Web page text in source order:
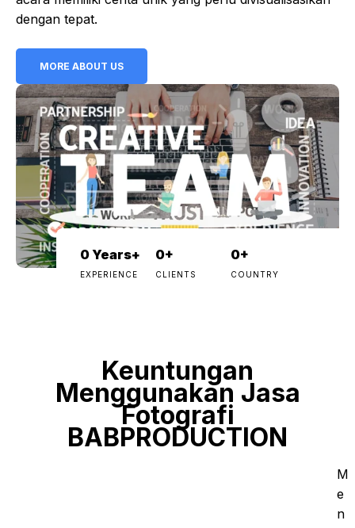
0Years+
EXPERIENCE
0+
CLIENTS
0+
COUNTRY
dengan tepat.
MORE ABOUT US
Keuntungan
Menggunakan Jasa
Fotografi
BABPRODUCTION
M
e
n